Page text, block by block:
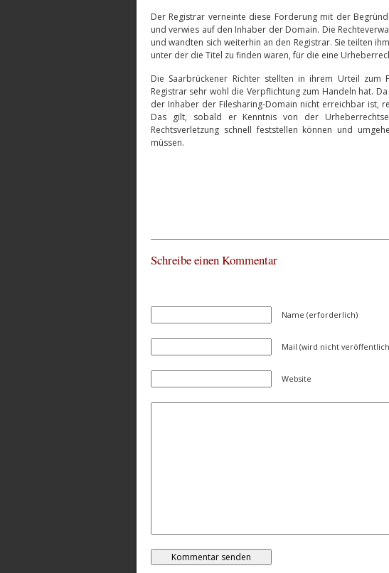
Der Registrar verneinte diese Forderung mit der
und verwies auf den Inhaber der Domain. Die
und wandten sich weiterhin an den Registrar. Sie teilten
unter der die Titel zu finden waren, für die eine
Die Saarbrückener Richter stellten in ihrem Urteil
Registrar sehr wohl die Verpflichtung zum Handeln hat.
der Inhaber der Filesharing-Domain nicht erreichbar ist,
Das gilt, sobald er Kenntnis von der
Rechtsverletzung schnell feststellen können und
müssen.
Schreibe einen Kommentar
Name (erforderlich)
Mail (wird nicht
Website